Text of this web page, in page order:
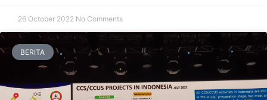
26 October 2022 No Comments
BERITA